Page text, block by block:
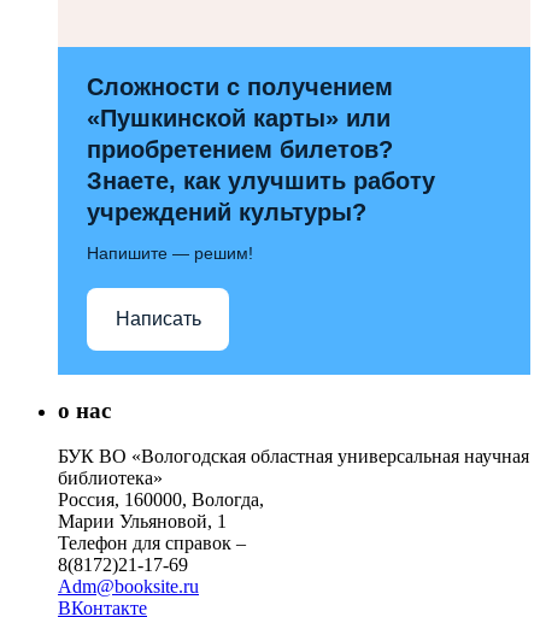
Сложности с получением
«Пушкинской карты» или
приобретением билетов?
Знаете, как улучшить работу
учреждений культуры?
Напишите — решим!
Написать
о нас
БУК ВО «Вологодская областная универсальная научная
библиотека»
Россия, 160000, Вологда,
Марии Ульяновой, 1
Телефон для справок –
8(8172)21-17-69
Adm@booksite.ru
ВКонтакте